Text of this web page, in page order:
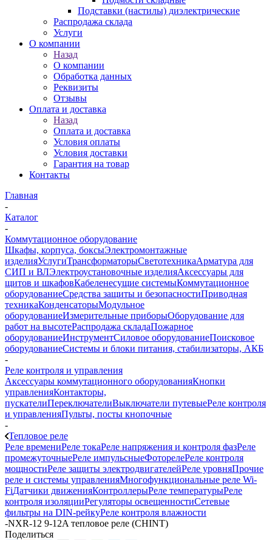
Подставки (настилы) диэлектрические
Распродажа склада
Услуги
О компании
Назад
О компании
Обработка данных
Реквизиты
Отзывы
Оплата и доставка
Назад
Оплата и доставка
Условия оплаты
Условия доставки
Гарантия на товар
Контакты
Главная
-
Каталог
-
Коммутационное оборудование
Шкафы, корпуса, боксыЭлектромонтажные
изделияУслугиТрансформаторыСветотехникаАрматура для
СИП и ВЛЭлектроустановочные изделияАксессуары для
щитов и шкафовКабеленесущие системыКоммутационное
оборудованиеСредства защиты и безопасностиПриводная
техникаКонденсаторыМодульное
оборудованиеИзмерительные приборыОборудование для
работ на высотеРаспродажа складаПожарное
оборудованиеИнструментСиловое оборудованиеПоисковое
оборудованиеСистемы и блоки питания, стабилизаторы, АКБ
-
Реле контроля и управления
Аксессуары коммутационного оборудованияКнопки
управленияКонтакторы,
пускателиПереключателиВыключатели путевыеРеле контроля
и управленияПульты, посты кнопочные
-
Тепловое реле
Реле времениРеле токаРеле напряжения и контроля фазРеле
промежуточныеРеле импульсныеФоторелеРеле контроля
мощностиРеле защиты электродвигателейРеле уровняПрочие
реле и системы управленияМногофункциональные реле Wi-
FiДатчики движенияКонтроллерыРеле температурыРеле
контроля изоляцииРегуляторы освещенностиСетевые
фильтры на DIN-рейкуРеле контроля влажности
-NXR-12 9-12A тепловое реле (CHINT)
Поделиться